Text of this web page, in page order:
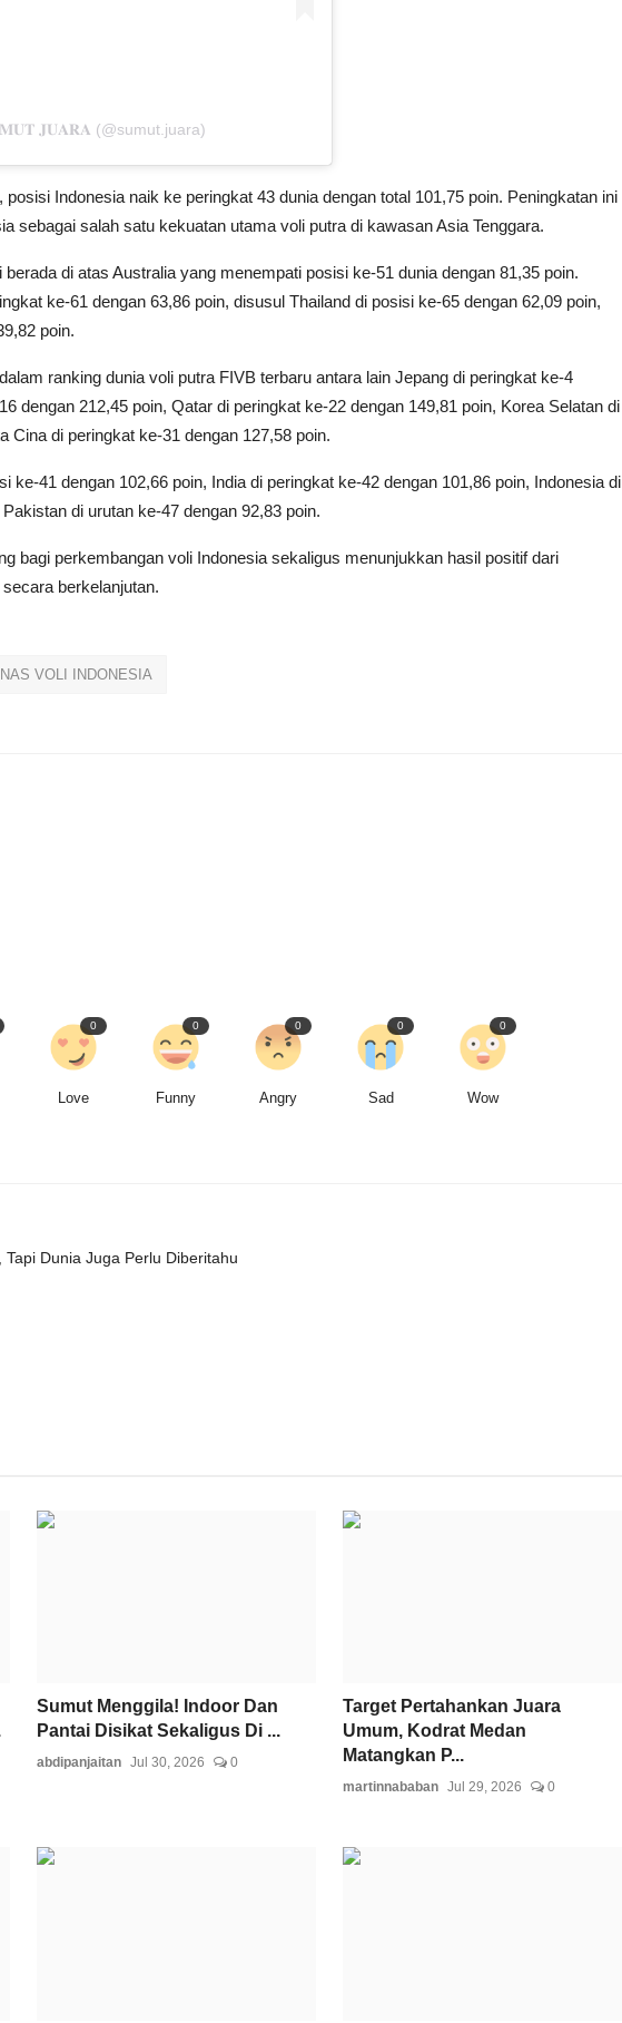
𝐉𝐔𝐀𝐑𝐀 (@sumut.juara)
Indonesia naik ke peringkat 43 dunia dengan total 101,75 poin. Peningkatan ini
sebagai salah satu kekuatan utama voli putra di kawasan Asia Tenggara.
di atas Australia yang menempati posisi ke-51 dunia dengan 81,35 poin.
ke-61 dengan 63,86 poin, disusul Thailand di posisi ke-65 dengan 62,09 poin,
poin.
ranking dunia voli putra FIVB terbaru antara lain Jepang di peringkat ke-4
dengan 212,45 poin, Qatar di peringkat ke-22 dengan 149,81 poin, Korea Selatan di
Cina di peringkat ke-31 dengan 127,58 poin.
ke-41 dengan 102,66 poin, India di peringkat ke-42 dengan 101,86 poin, Indonesia di
di urutan ke-47 dengan 92,83 poin.
bagi perkembangan voli Indonesia sekaligus menunjukkan hasil positif dari
berkelanjutan.
VOLI INDONESIA
Love
0
Funny
0
Angry
0
Sad
0
Wow
0
Tapi Dunia Juga Perlu Diberitahu
Sumut Menggila! Indoor Dan
Pantai Disikat Sekaligus Di ...
abdipanjaitan Jul 30, 2026 0
Target Pertahankan Juara
Umum, Kodrat Medan
Matangkan P...
martinnababan Jul 29, 2026 0